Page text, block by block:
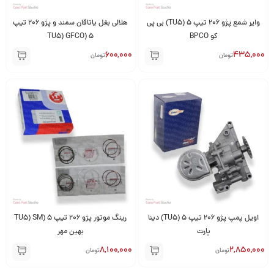
وایر شمع پژو 206 تیپ 5 (TU5) بی پی
کو BPCO
435,000تومان
هلالی بغل یاتاقان سمند و پژو 206 تیپ
5 (TU5) GFCO
600,000تومان
اویل پمپ پژو 206 تیپ 5 (TU5) دینا
پارت
2,850,000تومان
رینگ موتور پژو 206 تیپ 5 (TU5) SM
بهین مهر
8,100,000تومان